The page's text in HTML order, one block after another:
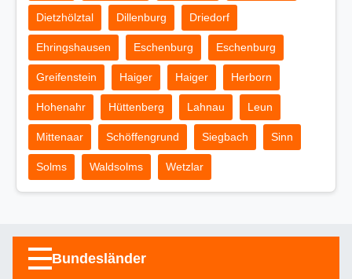
Dietzhölztal Dillenburg Driedorf
Ehringshausen Eschenburg Eschenburg
Greifenstein Haiger Haiger Herborn
Hohenahr Hüttenberg Lahnau Leun
Mittenaar Schöffengrund Siegbach Sinn
Solms Waldsolms Wetzlar
Bundesländer